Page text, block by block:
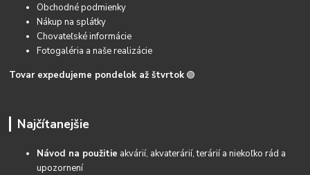
Obchodné podmienky
Nákup na splátky
Chovateľské informácie
Fotogaléria a naše realizácie
Tovar expedujeme pondelok až štvrtok 🟢
Najčítanejšie
Návod na použitie akvárií, akvaterárií, terárií a niekoľko rád a
upozornení